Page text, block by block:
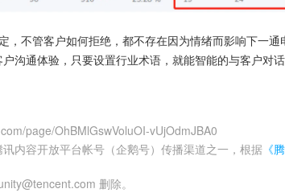
，不管客户如何拒绝，都不存在因为情绪而影响下一
沟通体验，只要设置行业术语，就能智能的与客户对
page/OhBMlGswVoluOI-vUjOdmJBA0
内容开放平台帐号（企鹅号）传播渠道之一，根据 《
删除。